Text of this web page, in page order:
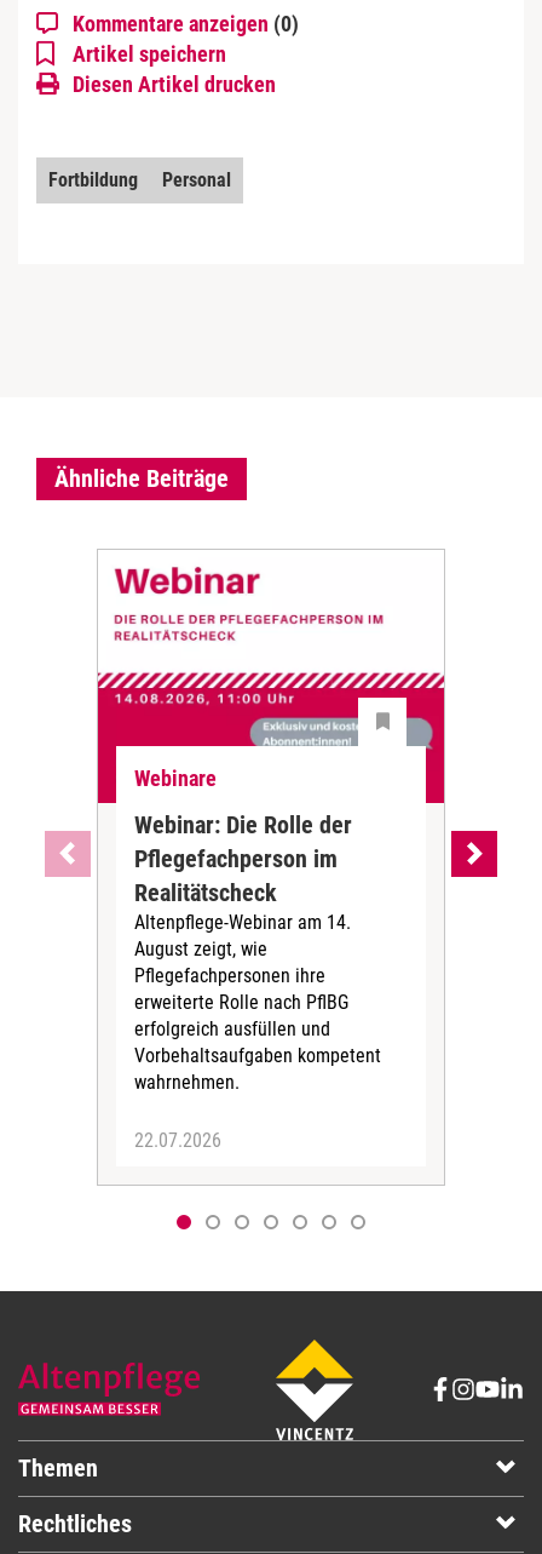
Kommentare anzeigen (0)
Artikel speichern
Diesen Artikel drucken
Fortbildung Personal
Ähnliche Beiträge
Webinare
Webinar: Die Rolle der
Pflegefachperson im
Realitätscheck
Altenpflege-Webinar am 14.
August zeigt, wie
Pflegefachpersonen ihre
erweiterte Rolle nach PflBG
erfolgreich ausfüllen und
Vorbehaltsaufgaben kompetent
wahrnehmen.
22.07.2026
Themen
Rechtliches